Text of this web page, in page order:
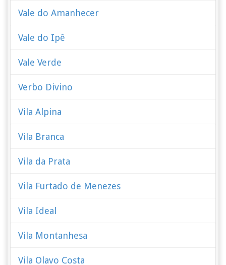
Vale do Amanhecer
Vale do Ipê
Vale Verde
Verbo Divino
Vila Alpina
Vila Branca
Vila da Prata
Vila Furtado de Menezes
Vila Ideal
Vila Montanhesa
Vila Olavo Costa